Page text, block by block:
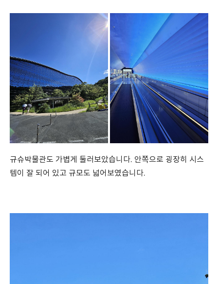
규슈박물관도 가볍게 둘러보았습니다. 안쪽으로 굉장히 시스
템이 잘 되어 있고 규모도 넓어보였습니다.